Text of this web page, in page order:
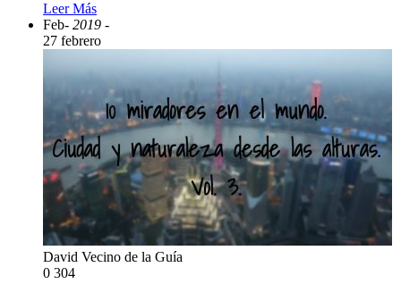
Leer Más
Feb- 2019 -
27 febrero
David Vecino de la Guía
0 304